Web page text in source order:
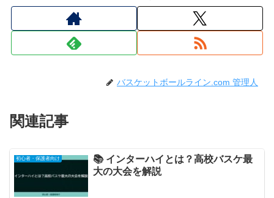
バスケットボールライン.com 管理人
関連記事
初心者・保護者向け
📚 インターハイとは？高校バスケ最
大の大会を解説